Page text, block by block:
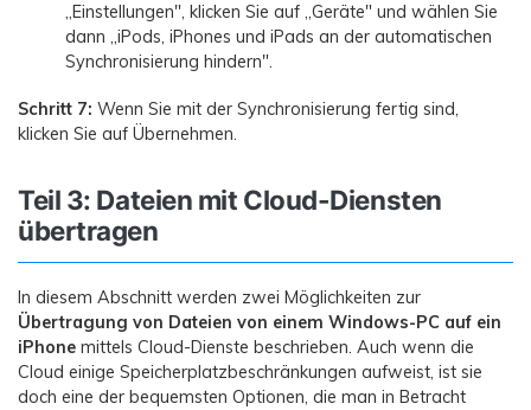
„Einstellungen", klicken Sie auf „Geräte" und wählen Sie
dann „iPods, iPhones und iPads an der automatischen
Synchronisierung hindern".
Schritt 7: Wenn Sie mit der Synchronisierung fertig sind,
klicken Sie auf Übernehmen.
Teil 3: Dateien mit Cloud-Diensten
übertragen
In diesem Abschnitt werden zwei Möglichkeiten zur
Übertragung von Dateien von einem Windows-PC auf ein
iPhone mittels Cloud-Dienste beschrieben. Auch wenn die
Cloud einige Speicherplatzbeschränkungen aufweist, ist sie
doch eine der bequemsten Optionen, die man in Betracht